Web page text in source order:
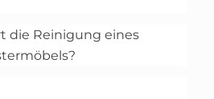
die Reinigung eines